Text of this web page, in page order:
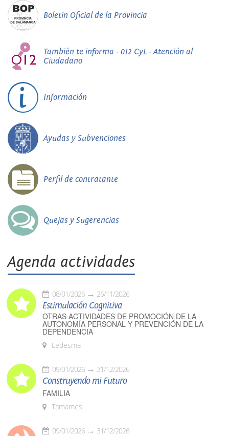
Boletín Oficial de la Provincia
También te informa - 012 CyL - Atención al
Ciudadano
Información
Ayudas y Subvenciones
Perfil de contratante
Quejas y Sugerencias
Agenda actividades
08/01/2026 26/11/2026
Estimulación Cognitiva
OTRAS ACTIVIDADES DE PROMOCIÓN DE LA
AUTONOMÍA PERSONAL Y PREVENCIÓN DE LA
DEPENDENCIA
Ledesma
09/01/2026 31/12/2026
Construyendo mi Futuro
FAMILIA
Tamames
09/01/2026 31/12/2026